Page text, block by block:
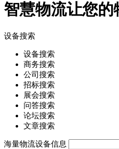
智慧物流让您
设备搜索
设备搜索
商务搜索
公司搜索
招标搜索
展会搜索
问答搜索
论坛搜索
文章搜索
海量物流设备信息